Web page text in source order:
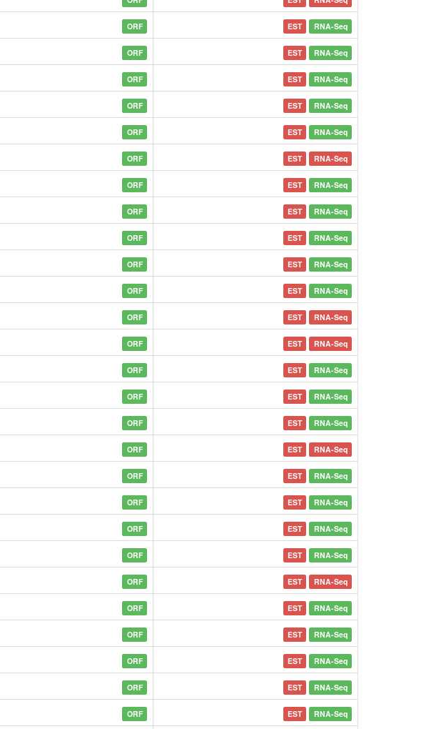
ORF EST RNA-Seq
ORF EST RNA-Seq
ORF EST RNA-Seq
ORF EST RNA-Seq
ORF EST RNA-Seq
ORF EST RNA-Seq
ORF EST RNA-Seq
ORF EST RNA-Seq
ORF EST RNA-Seq
ORF EST RNA-Seq
ORF EST RNA-Seq
ORF EST RNA-Seq
ORF EST RNA-Seq
ORF EST RNA-Seq
ORF EST RNA-Seq
ORF EST RNA-Seq
ORF EST RNA-Seq
ORF EST RNA-Seq
ORF EST RNA-Seq
ORF EST RNA-Seq
ORF EST RNA-Seq
ORF EST RNA-Seq
ORF EST RNA-Seq
ORF EST RNA-Seq
ORF EST RNA-Seq
ORF EST RNA-Seq
ORF EST RNA-Seq